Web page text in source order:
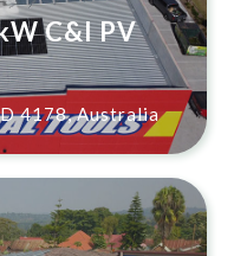
C&I PV
4178, Australia